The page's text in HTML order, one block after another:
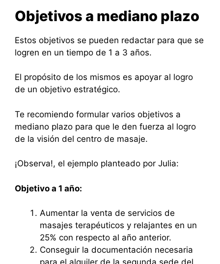
Objetivos a mediano plazo
Estos objetivos se pueden redactar para que se
logren en un tiempo de 1 a 3 años.
El propósito de los mismos es apoyar al logro
de un objetivo estratégico.
Te recomiendo formular varios objetivos a
mediano plazo para que le den fuerza al logro
de la visión del centro de masaje.
¡Observa!, el ejemplo planteado por Julia:
Objetivo a 1 año:
Aumentar la venta de servicios de
masajes terapéuticos y relajantes en un
25% con respecto al año anterior.
Conseguir la documentación necesaria